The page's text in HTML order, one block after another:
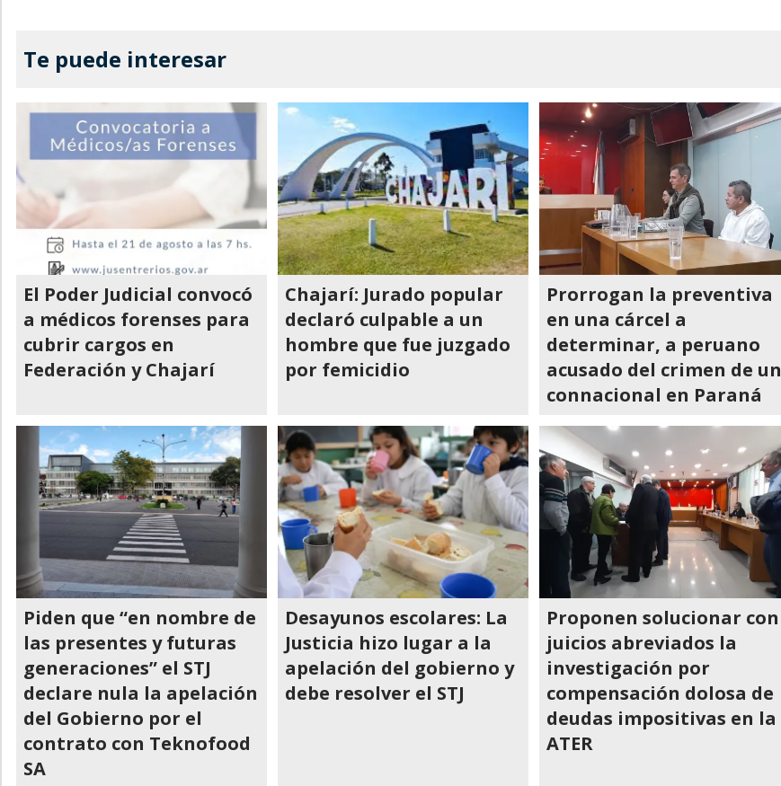
Te puede interesar
El Poder Judicial convocó
a médicos forenses para
cubrir cargos en
Federación y Chajarí
Chajarí: Jurado popular
declaró culpable a un
hombre que fue juzgado
por femicidio
Prorrogan la preventiva
en una cárcel a
determinar, a peruano
acusado del crimen de un
connacional en Paraná
Piden que “en nombre de
las presentes y futuras
generaciones” el STJ
declare nula la apelación
del Gobierno por el
contrato con Teknofood
SA
Desayunos escolares: La
Justicia hizo lugar a la
apelación del gobierno y
debe resolver el STJ
Proponen solucionar con
juicios abreviados la
investigación por
compensación dolosa de
deudas impositivas en la
ATER